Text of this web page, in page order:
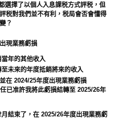
選擇了以個人入息課税方式評税，但
税對我們並不有利，税局會否會懂得
？
現業務虧損
年的其他收入
未來的年度抵銷將來的收入
在 2024/25年度出現業務虧損
已准許我將此虧損結轉至 2025/26年
結束了，在 2025/26年度出現業務虧